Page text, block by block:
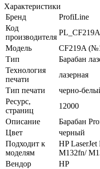
Характеристики
Бренд
ProfiLine
Код
производителя
Модель
CF219A
Тип
Барабан
Технология
печати
лазерная
Тип печати
черно-
Ресурс,
страниц
12000
Описание
Барабан
Цвет
черный
Подходит к
моделям
HP
M132fn/
Вендор
HP